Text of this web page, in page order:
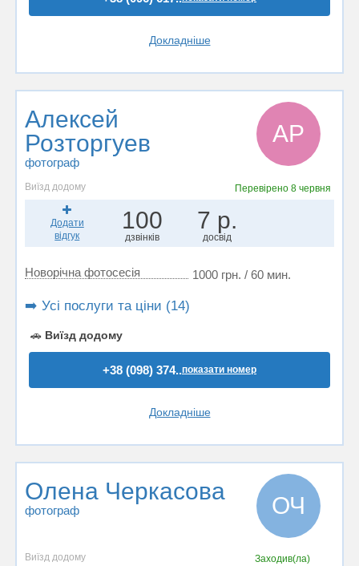
Докладніше
Алексей
Розторгуев
фотограф
АР
Виїзд додому Перевірено 8 червня
Додати
відгук
100
дзвінків
7 р.
досвід
Новорічна фотосесія 1000 грн. / 60 мин.
➡️ Усі послуги та ціни (14)
🚗 Виїзд додому
+38 (098) 374..показати номер
Докладніше
Олена Черкасова
фотограф ОЧ
Виїзд додому
Заходив(ла)